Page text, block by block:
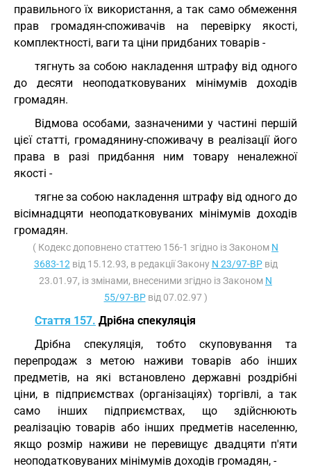
правильного їх використання, а так само обмеження
прав громадян-споживачів на перевірку якості,
комплектності, ваги та ціни придбаних товарів -
тягнуть за собою накладення штрафу від одного
до десяти неоподатковуваних мінімумів доходів
громадян.
Відмова особами, зазначеними у частині першій
цієї статті, громадянину-споживачу в реалізації його
права в разі придбання ним товару неналежної
якості -
тягне за собою накладення штрафу від одного до
вісімнадцяти неоподатковуваних мінімумів доходів
громадян.
( Кодекс доповнено статтею 156-1 згідно із Законом N
3683-12 від 15.12.93, в редакції Закону N 23/97-ВРвід
23.01.97, із змінами, внесеними згідно із Законом N
55/97-ВРвід 07.02.97 )
Стаття 157. Дрібна спекуляція
Дрібна спекуляція, тобто скуповування та
перепродаж з метою наживи товарів або інших
предметів, на які встановлено державні роздрібні
ціни, в підприємствах (організаціях) торгівлі, а так
само інших підприємствах, що здійснюють
реалізацію товарів або інших предметів населенню,
якщо розмір наживи не перевищує двадцяти п'яти
неоподатковуваних мінімумів доходів громадян, -